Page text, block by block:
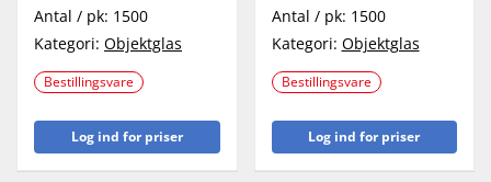
Antal / pk: 1500
Kategori: Objektglas
Bestillingsvare
Log ind for priser
Antal / pk: 1500
Kategori: Objektglas
Bestillingsvare
Log ind for priser